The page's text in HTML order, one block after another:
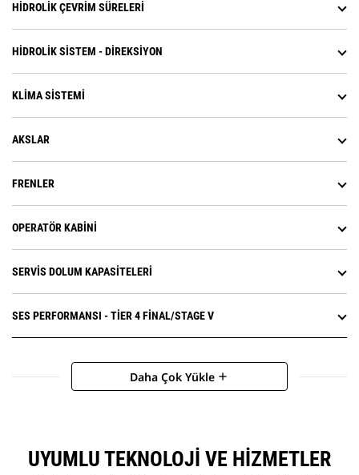
HIDROLIK ÇEVRIM SÜRELERI
HIDROLIK SISTEM - DIREKSIYON
KLIMA SISTEMI
AKSLAR
FRENLER
OPERATÖR KABINI
SERVIS DOLUM KAPASITELERI
SES PERFORMANSI - TIER 4 FINAL/STAGE V
Daha Çok Yükle add
UYUMLU TEKNOLOJI VE HIZMETLER